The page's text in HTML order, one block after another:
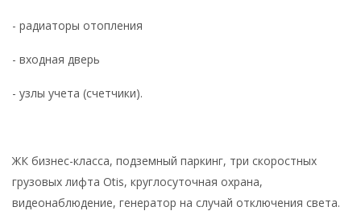
- радиаторы отопления
- входная дверь
- узлы учета (счетчики).
ЖК бизнес-класса, подземный паркинг, три скоростных
грузовых лифта Otis, круглосуточная охрана,
видеонаблюдение, генератор на случай отключения света.